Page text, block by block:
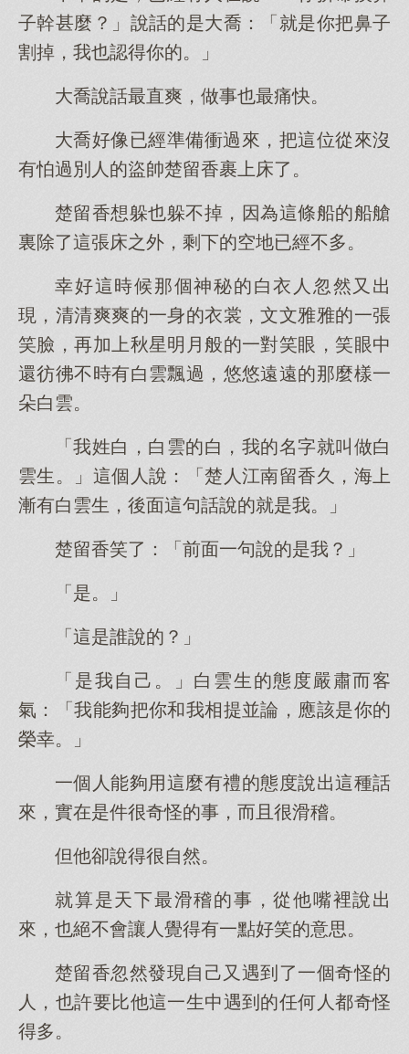
子幹甚麼？」說話的是大喬：「就是你把鼻子
割掉，我也認得你的。」
大喬說話最直爽，做事也最痛快。
大喬好像已經準備衝過來，把這位從來沒
有怕過別人的盜帥楚留香裹上床了。
楚留香想躲也躲不掉，因為這條船的船艙
裏除了這張床之外，剩下的空地已經不多。
幸好這時候那個神秘的白衣人忽然又出
現，清清爽爽的一身的衣裳，文文雅雅的一張
笑臉，再加上秋星明月般的一對笑眼，笑眼中
還彷彿不時有白雲飄過，悠悠遠遠的那麼樣一
朵白雲。
「我姓白，白雲的白，我的名字就叫做白
雲生。」這個人說：「楚人江南留香久，海上
漸有白雲生，後面這句話說的就是我。」
楚留香笑了：「前面一句說的是我？」
「是。」
「這是誰說的？」
「是我自己。」白雲生的態度嚴肅而客
氣：「我能夠把你和我相提並論，應該是你的
榮幸。」
一個人能夠用這麼有禮的態度說出這種話
來，實在是件很奇怪的事，而且很滑稽。
但他卻說得很自然。
就算是天下最滑稽的事，從他嘴裡說出
來，也絕不會讓人覺得有一點好笑的意思。
楚留香忽然發現自己又遇到了一個奇怪的
人，也許要比他這一生中遇到的任何人都奇怪
得多。